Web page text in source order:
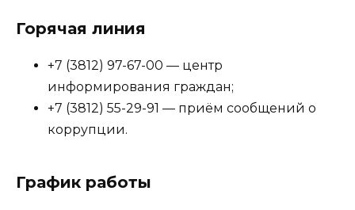
Горячая линия
+7 (3812) 97-67-00 — центр
информирования граждан;
+7 (3812) 55-29-91 — приём сообщений о
коррупции.
График работы